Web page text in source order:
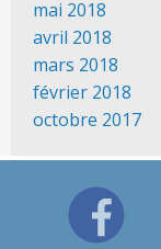
mai 2018
avril 2018
mars 2018
février 2018
octobre 2017